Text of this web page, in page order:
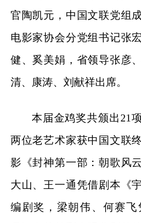
官陶凯元，中国文联党组
电影家协会分党组书记张
健、奚美娟，省领导张彦
清、康涛、刘献祥出席。
本届金鸡奖共颁出21
两位老艺术家获中国文联
影《封神第一部：朝歌风
大山、王一通凭借剧本《
编剧奖，梁朝伟、何赛